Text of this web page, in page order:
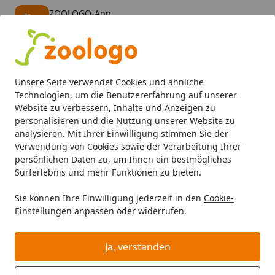
Unsere Seite verwendet Cookies und ähnliche
Technologien, um die Benutzererfahrung auf unserer
Website zu verbessern, Inhalte und Anzeigen zu
personalisieren und die Nutzung unserer Website zu
analysieren. Mit Ihrer Einwilligung stimmen Sie der
Verwendung von Cookies sowie der Verarbeitung Ihrer
persönlichen Daten zu, um Ihnen ein bestmögliches
Surferlebnis und mehr Funktionen zu bieten.
Sie können Ihre Einwilligung jederzeit in den Cookie-
Einstellungen anpassen oder widerrufen.
Ja, verstanden
ZOOLOGO-App
Alle Produkte
Mein Konto
Suchen
Startseite
Aquaristik Aquarienpflege Aquariumpflanzen pflegen
Aqua Rebell Mikro Basic Eisen 5000
Mililiter Pflanzenpflege